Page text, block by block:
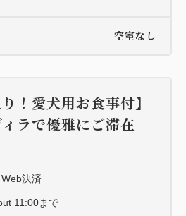
空室なし
！愛犬用お食事付】
ラで優雅にご滞在
Web決済
11:00まで